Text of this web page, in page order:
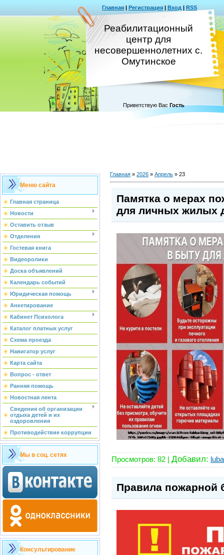
Главная | Регистрация | Вход | RSS
Реабилитационный
центр для
несовершеннолетних с.
Омутинское
Приветствую Вас Гость
Меню сайта
Главная страница
Новости
Оставить отзыв
Отделения
Гостевая книга
Видеоролики
Доска объявлений
Календарь событий
Юридическая помощь
Анкетирование
Кабинет Психолога
Каталог платных услуг
Схема проезда
Навигатор услуг
Карта сайта
Вопрос - ответ
Ранняя помощь
Новостная лента
Сведения об организации
отдыха детей и их
оздоровления
Противодействие коррупции
Мы в соц. сетях
Консультирование
Главная » 2026 » Апрель » 23
Памятка о мерах
для личных жилых
Просмотров: 82 Добавил:
Правила пожарной